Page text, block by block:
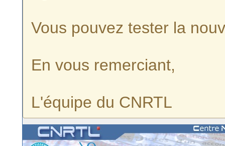
Vous pouvez tester la
En vous remerciant,
L'équipe du CNRTL